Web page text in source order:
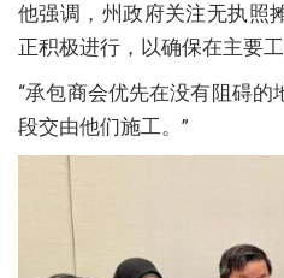
他强调，州政府关注无执照
正积极进行，以确保在主要
“承包商会优先在没有阻碍
段交由他们施工。”